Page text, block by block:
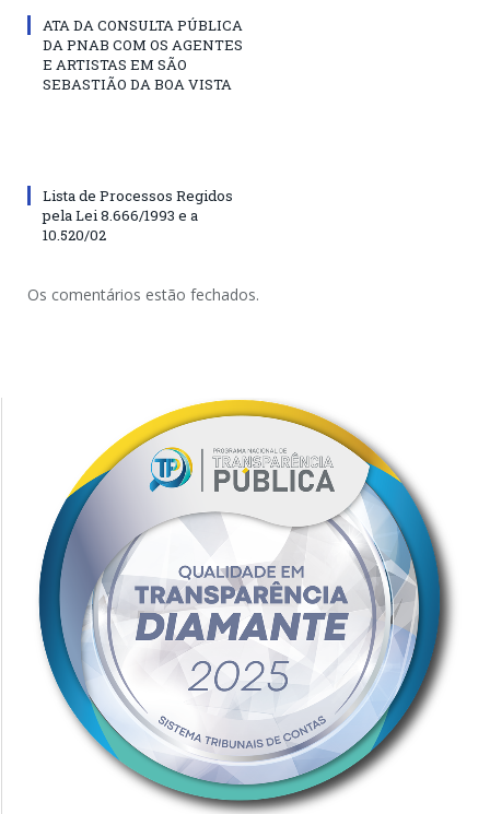
ATA DA CONSULTA PÚBLICA
DA PNAB COM OS AGENTES
E ARTISTAS EM SÃO
SEBASTIÃO DA BOA VISTA
Lista de Processos Regidos
pela Lei 8.666/1993 e a
10.520/02
Os comentários estão fechados.